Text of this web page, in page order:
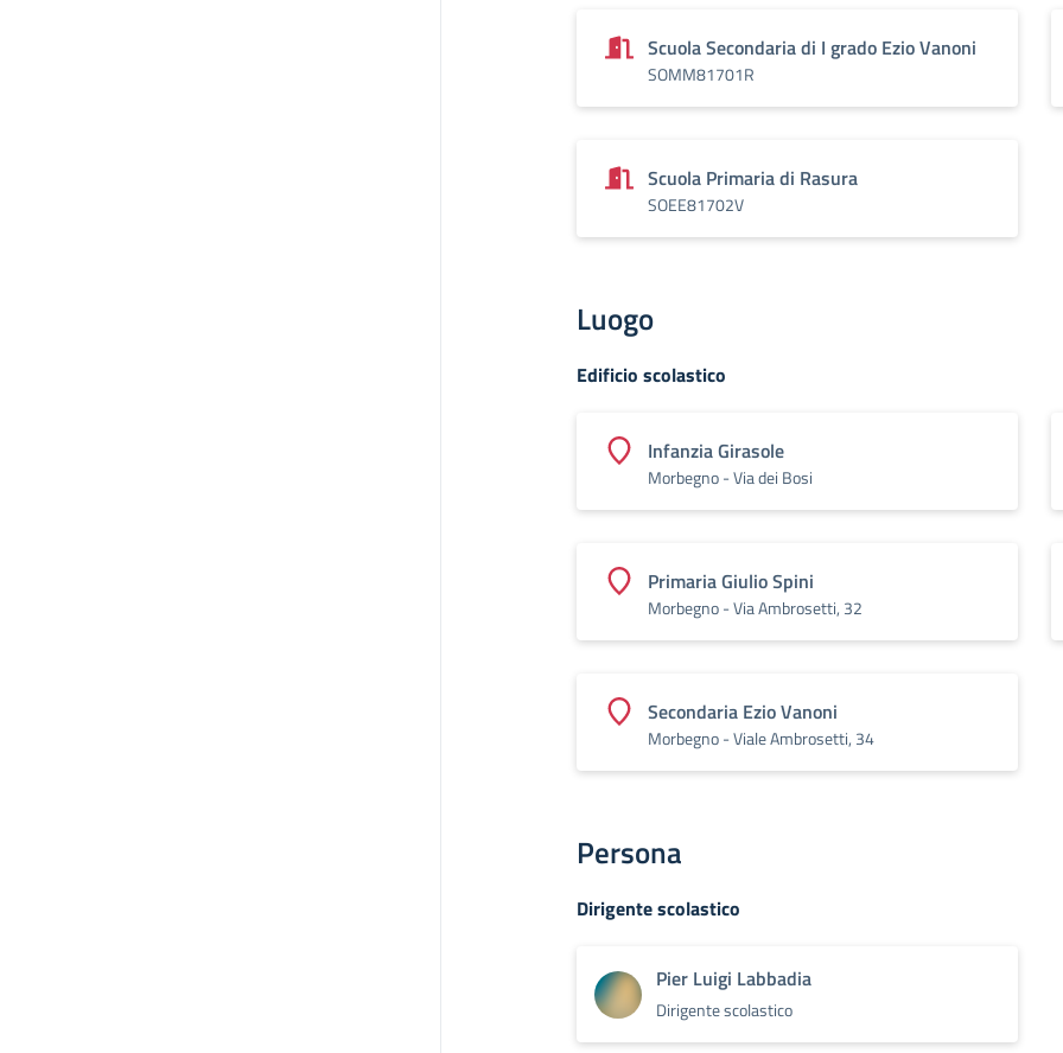
Scuola Secondaria di I grado Ezio Vanoni
SOMM81701R
Scuola Primaria di Rasura
SOEE81702V
Luogo
Edificio scolastico
Infanzia Girasole
Morbegno - Via dei Bosi
Primaria Giulio Spini
Morbegno - Via Ambrosetti, 32
Secondaria Ezio Vanoni
Morbegno - Viale Ambrosetti, 34
Persona
Dirigente scolastico
Pier Luigi Labbadia
Dirigente scolastico